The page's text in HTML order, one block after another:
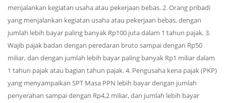
menjalankan kegiatan usaha atau pekerjaan bebas. 2. Orang pribadi
yang menjalankan kegiatan usaha atau pekerjaan bebas, dengan
jumlah lebih bayar paling banyak Rp100 juta dalam 1 tahun pajak. 3.
Wajib pajak badan dengan peredaran bruto sampai dengan Rp50
miliar, dan dengan jumlah lebih bayar paling banyak Rp1 miliar dalam
1 tahun pajak atau bagian tahun pajak. 4. Pengusaha kena pajak (PKP)
yang menyampaikan SPT Masa PPN lebih bayar dengan jumlah
penyerahan sampai dengan Rp4,2 miliar, dan jumlah lebih bayar